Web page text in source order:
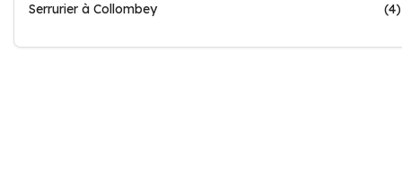
Serrurier à Collombey
(4)